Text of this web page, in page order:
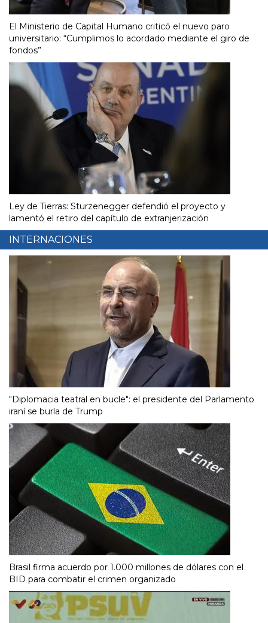
El Ministerio de Capital Humano criticó el nuevo paro
universitario: “Cumplimos lo acordado mediante el giro de
fondos”
Ley de Tierras: Sturzenegger defendió el proyecto y
lamentó el retiro del capítulo de extranjerización
INTERNACIONES
"Diplomacia teatral en bucle": el presidente del Parlamento
iraní se burla de Trump
Brasil firma acuerdo por 1.000 millones de dólares con el
BID para combatir el crimen organizado